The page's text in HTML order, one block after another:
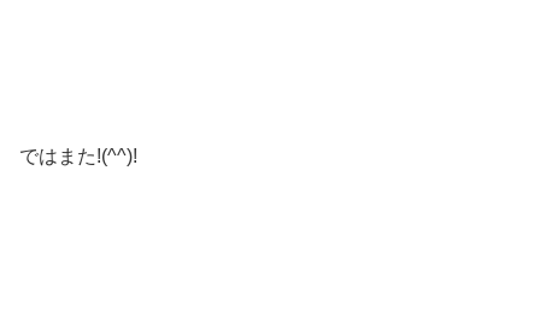
ではまた!(^^)!